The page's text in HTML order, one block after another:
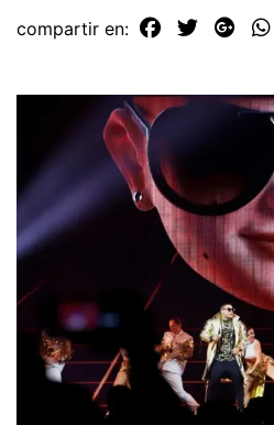
compartir en: